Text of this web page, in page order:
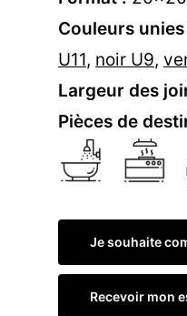
Couleurs unies
U11, noir U9,
Largeur des
Pièces de
Je souhaite
Recevoir mon